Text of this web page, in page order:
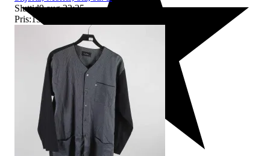
Sluttid9 aug 22:25.
Pris:150 kr